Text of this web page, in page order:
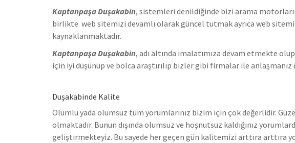
Kaptanpaşa Duşakabin, sistemleri denildiğinde bizi arama
birlikte web sitemizi devamlı olarak güncel tutmak ayrıca web
kaynaklanmaktadır.
Kaptanpaşa Duşakabin, adı altında imalatımıza devam etmekte
için iyi düşünüp ve bolca araştırılıp bizler gibi firmalar ile anlaşmanız
Duşakabinde Kalite
Olumlu yada olumsuz tüm yorumlarınız bizim için çok değerlidir.
olmaktadır. Bunun dışında olumsuz ve hoşnutsuz kaldığınız
geliştirmekteyiz. Bu sayede her geçen gün kalitemizi arttıra arttıra